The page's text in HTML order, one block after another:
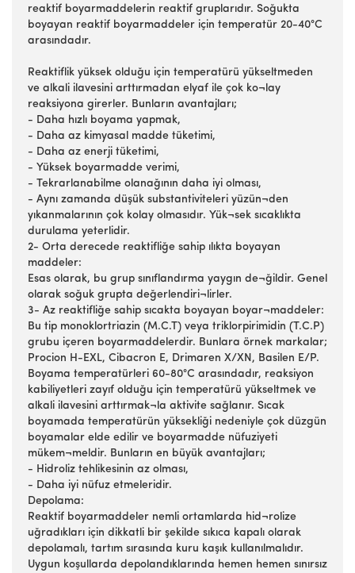
reaktif boyarmaddelerin reaktif gruplarıdır. Soğukta
boyayan reaktif boyarmaddeler için temperatür 20-40°C
arasındadır.
Reaktiflik yüksek olduğu için temperatürü yükseltmeden
ve alkali ilavesini arttırmadan elyaf ile çok ko¬lay
reaksiyona girerler. Bunların avantajları;
- Daha hızlı boyama yapmak,
- Daha az kimyasal madde tüketimi,
- Daha az enerji tüketimi,
- Yüksek boyarmadde verimi,
- Tekrarlanabilme olanağının daha iyi olması,
- Aynı zamanda düşük substantiviteleri yüzün¬den
yıkanmalarının çok kolay olmasıdır. Yük¬sek sıcaklıkta
durulama yeterlidir.
2- Orta derecede reaktifliğe sahip ılıkta boyayan
maddeler:
Esas olarak, bu grup sınıflandırma yaygın de¬ğildir. Genel
olarak soğuk grupta değerlendiri¬lirler.
3- Az reaktifliğe sahip sıcakta boyayan boyar¬maddeler:
Bu tip monoklortriazin (M.C.T) veya triklorpirimidin (T.C.P)
grubu içeren boyarmaddelerdir. Bunlara örnek markalar;
Procion H-EXL, Cibacron E, Drimaren X/XN, Basilen E/P.
Boyama temperatürleri 60-80°C arasındadır, reaksiyon
kabiliyetleri zayıf olduğu için temperatürü yükseltmek ve
alkali ilavesini arttırmak¬la aktivite sağlanır. Sıcak
boyamada temperatürün yüksekliği nedeniyle çok düzgün
boyamalar elde edilir ve boyarmadde nüfuziyeti
mükem¬meldir. Bunların en büyük avantajları;
- Hidroliz tehlikesinin az olması,
- Daha iyi nüfuz etmeleridir.
Depolama:
Reaktif boyarmaddeler nemli ortamlarda hid¬rolize
uğradıkları için dikkatli bir şekilde sıkıca kapalı olarak
depolamalı, tartım sırasında kuru kaşık kullanılmalıdır.
Uygun koşullarda depolandıklarında hemen hemen sınırsız